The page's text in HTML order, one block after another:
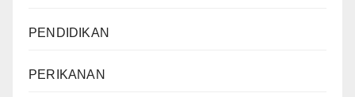
PENDIDIKAN
PERIKANAN